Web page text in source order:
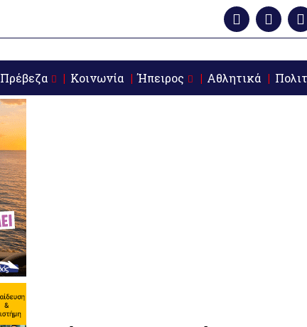
Πρέβεζα Κοινωνία Ήπειρος Αθλητικά